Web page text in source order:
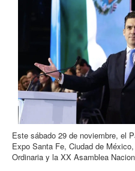
Este sábado 29 de noviembre, el
Expo Santa Fe, Ciudad de
Ordinaria y la XX Asamblea